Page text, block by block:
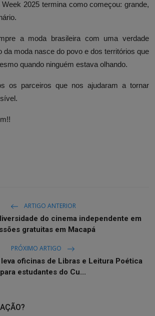
2025 termina como começou: grande,
a moda brasileira com uma verdade
da moda nasce do povo e dos territórios que
quando ninguém estava olhando.
os parceiros que nos ajudaram a tornar
ARTIGO ANTERIOR
do cinema independente em
gratuitas em Macapá
PRÓXIMO ARTIGO
oficinas de Libras e Leitura Poética
para estudantes do Cu...